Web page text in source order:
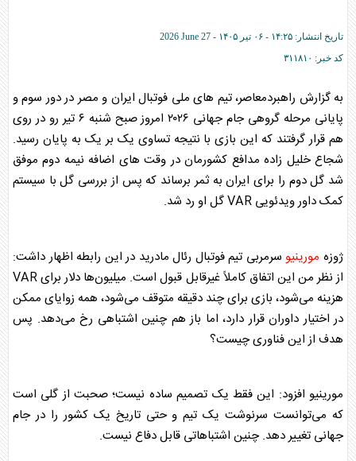
تاریخ انتشار: ۱۴:۲۵ - ۰۶ تير ۱۴۰۵ -
2026 June 27
کد خبر: ۳۱۱۸۱۰
به گزارش راهبردمعاصر، تیم های ملی فوتبال ایران و مصر در دور سوم و
پایانی مرحله گروهی جام جهانی ۲۰۲۶ امروز صبح شنبه ۶ تیر رو در روی
هم قرار گرفتند که این بازی با نتیجه تساوی یک بر یک به پایان رسید.
شجاع خلیل زاده مدافع کشورمان در وقت های اضافه نیمه دوم موفق
شد گل دوم را برای ایران به ثمر برساند که پس از بررسی گل با سیستم
کمک داور ویدئویی VAR گل او رد شد.
ژوزه مورینیو سرمربی تیم فوتبال رئال مادرید در این رابطه اظهار داشت:
از نظر من این اتفاق کاملاً غیرقابل قبول است. میلیون‌ها دلار برای VAR
هزینه می‌شود، بازی برای چند دقیقه متوقف می‌شود، همه زوایای ممکن
در اختیار داوران قرار دارد، اما باز هم چنین اشتباهی رخ می‌دهد. پس
هدف از این فناوری چیست؟
مورینیو افزود: این فقط یک تصمیم ساده نیست؛ صحبت از گلی است
که می‌توانست سرنوشت یک تیم و حتی تاریخ یک کشور را در جام
جهانی تغییر دهد. چنین اشتباهاتی قابل دفاع نیست.